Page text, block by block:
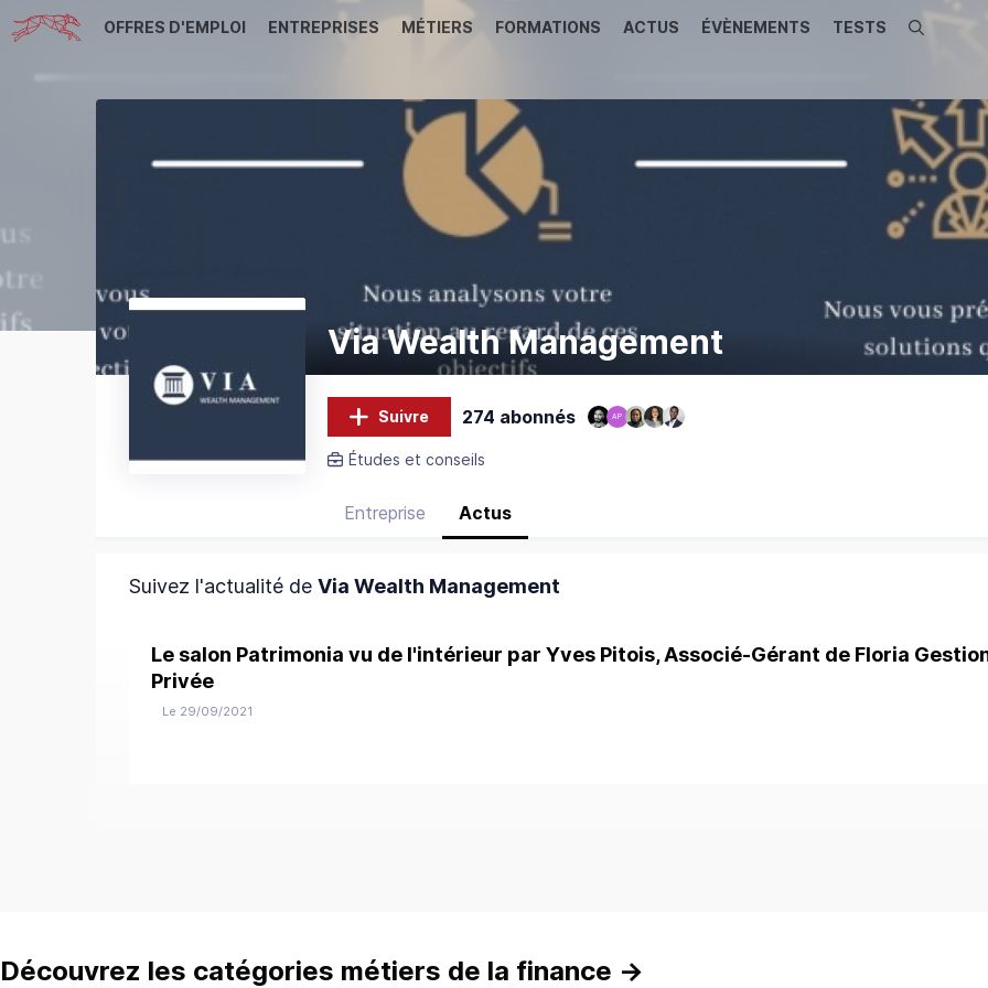
OFFRES D'EMPLOI ENTREPRISES MÉTIERS FORMATIONS ACTUS ÉVÈNEMENTS TESTS Recherche
Via Wealth Management
Suivre 274 abonnés AP
Études et conseils
Entreprise Actus
Suivez l'actualité de Via Wealth Management
Le salon Patrimonia vu de l'intérieur par Yves Pitois, Associé-Gérant de Floria
Privée
Le 29/09/2021
Découvrez les catégories métiers de la finance →